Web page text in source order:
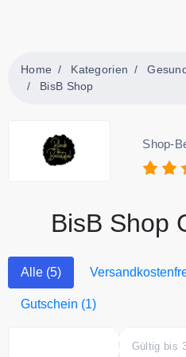
Home Kategorien
BisB Shop
Shop-
BisB Shop
Alle (5)
Gutschein (1)
Gültig bis